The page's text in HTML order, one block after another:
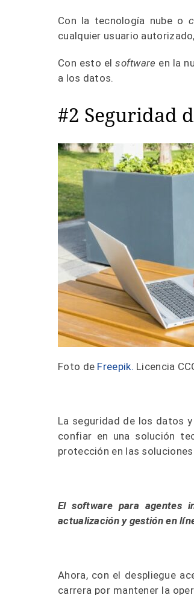
Con la tecnología nube o
cualquier usuario
Con esto elsoftware en la
a los datos.
#2 Seguridad
Foto de Freepik. Licencia
La seguridad de los datos
confiar en una solución
protección en las
El software para agentes
actualización y gestión en
Ahora, con el despliegue
carrera por mantener la